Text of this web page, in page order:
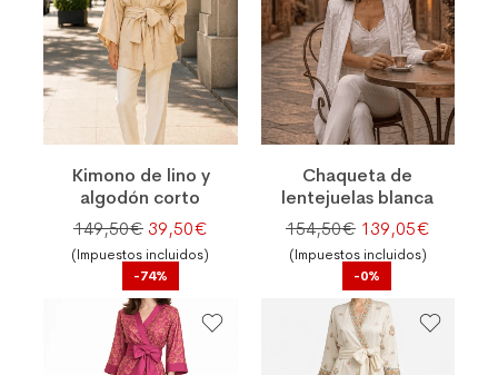
Kimono de lino y
algodón corto
149,50€ El precio original era: 149,50€.
39,50€El precio actual es: 39,50€.
(Impuestos incluidos)
-74%
Chaqueta de
lentejuelas blanca
154,50€ El precio
139,05€El
(Impuestos incluidos)
-0%